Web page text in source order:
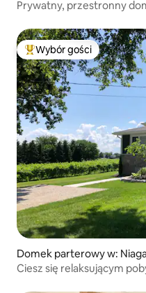
Prywatny, przestronny
Najpopularniejsze z
Wybór gości
Domek parterowy w:
Ciesz się relaksującym